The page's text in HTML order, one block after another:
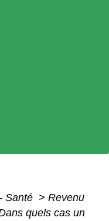
Santé > Revenu
quels cas un